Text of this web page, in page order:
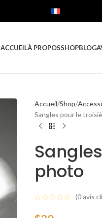
ACCUEILÀ PROPOSSHOPBLOG
Accueil Shop
Sangles pour le
photo
(0avis